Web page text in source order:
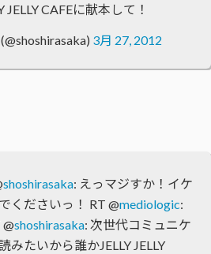
CAFEに献本して！
3月 27, 2012
shoshirasaka: えっマジすか！イケ
くださいっ！ RT @mediologic:
shoshirasaka: 次世代コミュニケ
みたいから誰かJELLY JELLY